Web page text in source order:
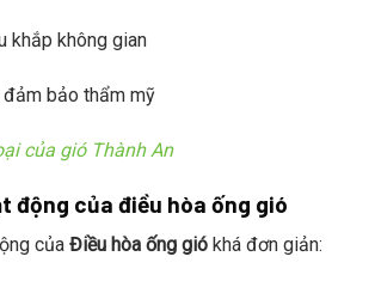
khắp không gian
bảo thẩm mỹ
của gió Thành An
động của điều hòa ống gió
của Điều hòa ống gió khá đơn giản: